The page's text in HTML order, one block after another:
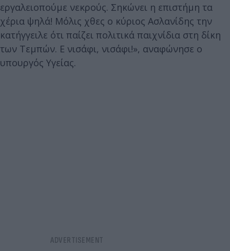
εργαλειοπούμε νεκρούς. Σηκώνει η επιστήμη τα
χέρια ψηλά! Μόλις χθες ο κύριος Ασλανίδης την
κατήγγειλε ότι παίζει πολιτικά παιχνίδια στη δίκη
των Τεμπών. Ε νισάφι, νισάφι!», αναφώνησε ο
υπουργός Υγείας.